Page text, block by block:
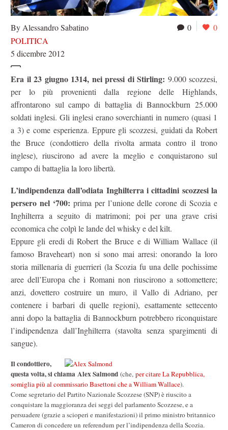
0 0
By Alessandro Sabatino
POLITICA
5 dicembre 2012
Era il 23 giugno 1314, nei pressi di Stirling: 9.000 scozzesi,
per lo più provenienti dalla regione delle Highlands,
affrontarono sul campo di battaglia di Bannockburn 25.000
soldati inglesi. Gli inglesi erano soverchianti in numero (quasi 1
a 3) e come esperienza. Eppure gli scozzesi, guidati da Robert
the Bruce (condottiero della rivolta armata contro il trono
inglese), riuscirono ad avere la meglio e conquistarono sul
campo di battaglia la loro libertà.
L’indipendenza dall’odiata Inghilterra i cittadini scozzesi la
persero nel ‘700: prima per l’unione delle corone di Scozia e
Inghilterra a seguito di matrimoni; poi per una grave crisi
economica che colpì le lande del whisky e del kilt.
Eppure gli eredi di Robert the Bruce e di William Wallace (il
famoso Braveheart) non si sono mai arresi: onorando la loro
storia millenaria di guerrieri (la Scozia fu una delle pochissime
aree dell’Europa che i Romani non riuscirono a sottomettere;
anzi, dovettero costruire un muro, il Vallo di Adriano, per
contenere i barbari di quelle regioni), esattamente settecento
anni dopo la battaglia di Bannockburn potrebbero riconquistare
l’indipendenza dall’Inghilterra (stavolta senza spargimenti di
sangue).
Il condottiero,
questa volta, si chiama Alex Salmond (che, per citare La Repubblica,
somiglia più al commissario Basettoni che a William Wallace).
Come segretario del Partito Nazionale Scozzese (SNP) è riuscito a
conquistare la maggioranza dei seggi del parlamento Scozzese, e a
persuadere (grazie a scioperi e manifestazioni) il primo ministro britannico
Cameron di concedere un referendum per l’indipendenza della Scozia.